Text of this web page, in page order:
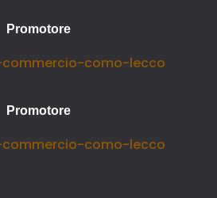
Promotore
Promotore